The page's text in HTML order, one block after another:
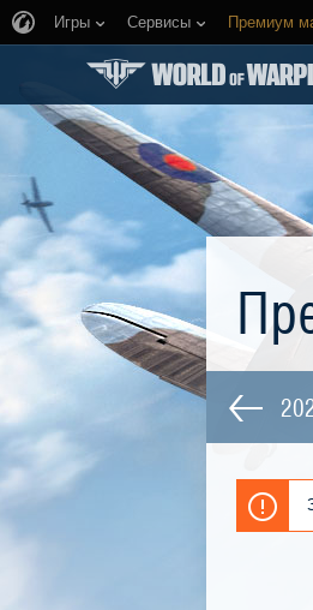
Игры Сервисы Премиум